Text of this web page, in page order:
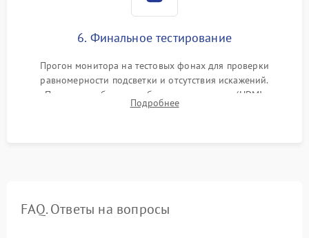
6. Финальное тестирование
Прогон монитора на тестовых фонах для проверки
равномерности подсветки и отсутствия искажений.
Проверка работоспособности всех портов (HDMI,
DisplayPort, VGA) и кнопок управления под нагрузкой в
Подробнее
FAQ. Ответы на вопросы